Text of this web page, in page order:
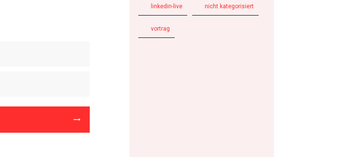
linkedin-live nicht kategorisiert
vortrag